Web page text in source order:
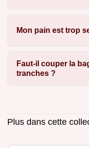
Mon pain est trop
Faut-il couper la
tranches ?
Plus dans cette